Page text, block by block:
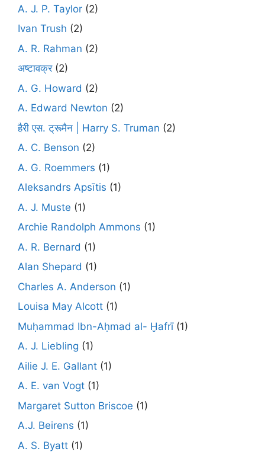
A. J. P. Taylor (2)
Ivan Trush (2)
A. R. Rahman (2)
अष्टावक्र(2)
A. G. Howard (2)
A. Edward Newton (2)
हैरी एस. ट्रूमैन | Harry S. Truman (2)
A. C. Benson (2)
A. G. Roemmers (1)
Aleksandrs Apsītis (1)
A. J. Muste (1)
Archie Randolph Ammons (1)
A. R. Bernard (1)
Alan Shepard (1)
Charles A. Anderson (1)
Louisa May Alcott (1)
Muḥammad Ibn-Aḥmad al- Ḫafrī(1)
A. J. Liebling (1)
Ailie J. E. Gallant (1)
A. E. van Vogt (1)
Margaret Sutton Briscoe (1)
A.J. Beirens (1)
A. S. Byatt (1)